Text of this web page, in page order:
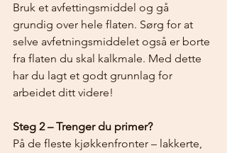
Bruk et avfettingsmiddel og gå
grundig over hele flaten. Sørg for at
selve avfetningsmiddelet også er borte
fra flaten du skal kalkmale. Med dette
har du lagt et godt grunnlag for
arbeidet ditt videre!
Steg 2 – Trenger du primer?
På de fleste kjøkkenfronter – lakkerte,